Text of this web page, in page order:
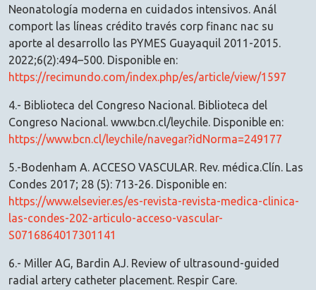
Neonatología moderna en cuidados intensivos. Anál
comport las líneas crédito través corp financ nac su
aporte al desarrollo las PYMES Guayaquil 2011-2015.
2022;6(2):494–500. Disponible en:
https://recimundo.com/index.php/es/article/view/1597
4.- Biblioteca del Congreso Nacional. Biblioteca del
Congreso Nacional. www.bcn.cl/leychile. Disponible en:
https://www.bcn.cl/leychile/navegar?idNorma=249177
5.-Bodenham A. ACCESO VASCULAR. Rev. médica.Clín. Las
Condes 2017; 28 (5): 713-26. Disponible en:
https://www.elsevier.es/es-revista-revista-medica-clinica-
las-condes-202-articulo-acceso-vascular-
S0716864017301141
6.- Miller AG, Bardin AJ. Review of ultrasound-guided
radial artery catheter placement. Respir Care.